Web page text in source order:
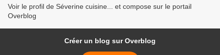
Voir le profil de Séverine cuisine... et compose sur le portail
Overblog
Créer un blog sur Overblog